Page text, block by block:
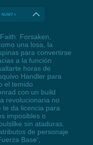
+
Forsaken,
una losa, la
para convertirse
a la función
horas de
Handler para
el temido
con un build
revolucionaria no
te da licencia para
imposibles o
sin ataduras.
de personaje
Base',